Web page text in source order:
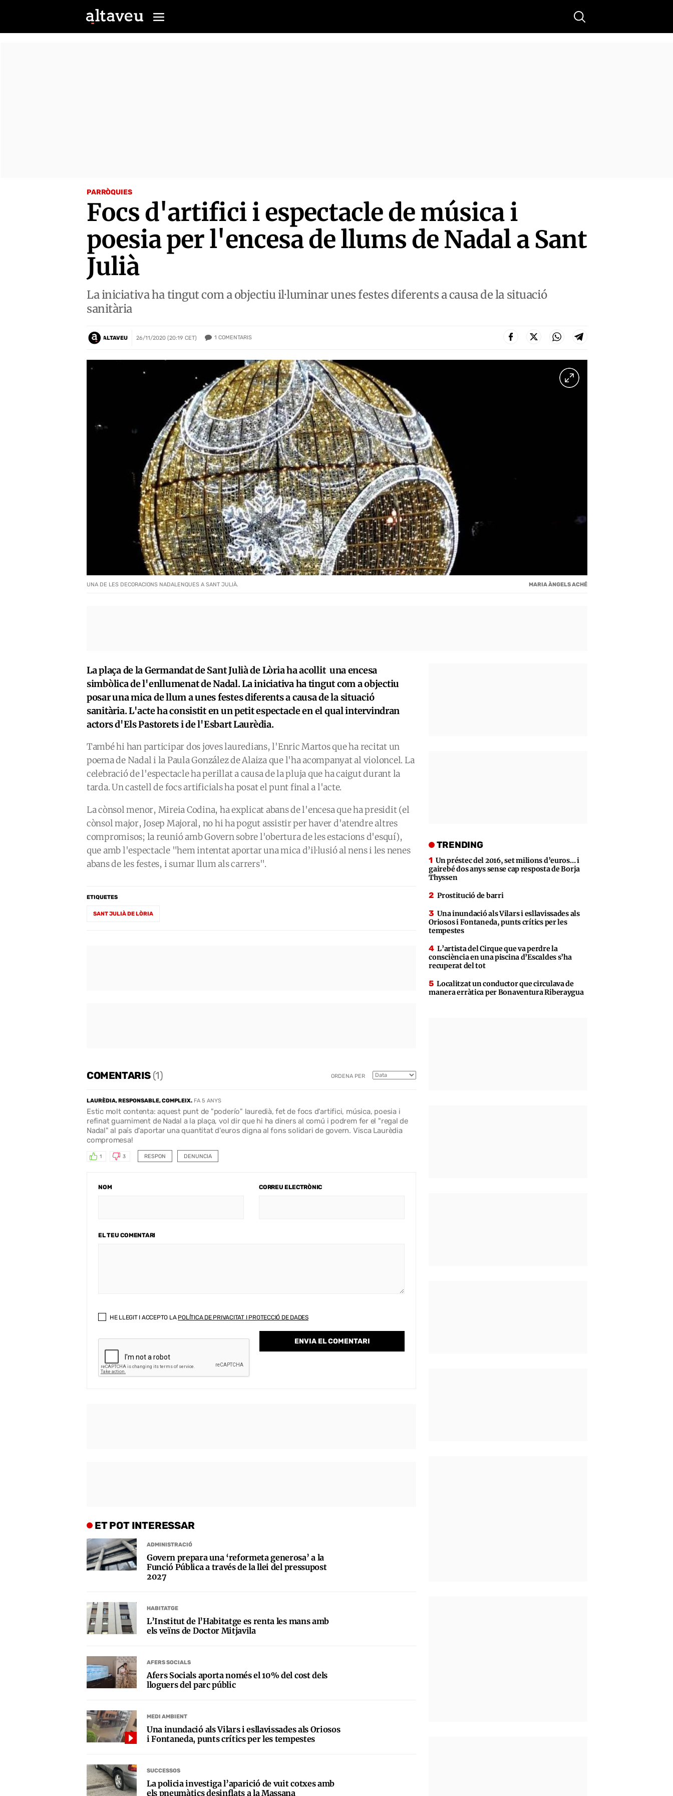
Buscar
PARRÒQUIES
Focs d'artifici i espectacle de música i
poesia per l'encesa de llums de Nadal a Sant
Julià
La iniciativa ha tingut com a objectiu il·luminar unes festes diferents a causa de la situació
sanitària
ALTAVEU 26/11/2020 (20:19 CET) 1 COMENTARIS
UNA DE LES DECORACIONS NADALENQUES A SANT JULIÀ. MARIA ÀNGELS ACHÉ
La plaça de la Germandat de Sant Julià de Lòria ha acollit una encesa
simbòlica de l'enllumenat de Nadal. La iniciativa ha tingut com a objectiu
posar una mica de llum a unes festes diferents a causa de la situació
sanitària. L'acte ha consistit en un petit espectacle en el qual intervindran
actors d'Els Pastorets i de l'Esbart Laurèdia.
També hi han participar dos joves lauredians, l'Enric Martos que ha recitat un
poema de Nadal i la Paula González de Alaiza que l'ha acompanyat al violoncel. La
celebració de l'espectacle ha perillat a causa de la pluja que ha caigut durant la
tarda. Un castell de focs artificials ha posat el punt final a l'acte.
La cònsol menor, Mireia Codina, ha explicat abans de l'encesa que ha presidit (el
cònsol major, Josep Majoral, no hi ha pogut assistir per haver d'atendre altres
compromisos; la reunió amb Govern sobre l'obertura de les estacions d'esquí),
que amb l'espectacle "hem intentat aportar una mica d’il·lusió al nens i les nenes
abans de les festes, i sumar llum als carrers".
ETIQUETES
SANT JULIÀ DE LÒRIA
COMENTARIS (1) ORDENA PER
LAURÈDIA, RESPONSABLE, COMPLEIX. FA 5 ANYS
Estic molt contenta: aquest punt de "poderío" lauredià, fet de focs d'artifici, música, poesia i
refinat guarniment de Nadal a la plaça, vol dir que hi ha diners al comú i podrem fer el "regal de
Nadal" al país d'aportar una quantitat d'euros digna al fons solidari de govern. Visca Laurèdia
compromesa!
RESPON
1 3 DENUNCIA
NOM CORREU ELECTRÒNIC
EL TEU COMENTARI
HE LLEGIT I ACCEPTO LA POLÍTICA DE PRIVACITAT I PROTECCIÓ DE DADES
ET POT INTERESSAR
ADMINISTRACIÓ
Govern prepara una ‘reformeta generosa’ a la
Funció Pública a través de la llei del pressupost
2027
HABITATGE
L’Institut de l’Habitatge es renta les mans amb
els veïns de Doctor Mitjavila
AFERS SOCIALS
Afers Socials aporta només el 10% del cost dels
lloguers del parc públic
MEDI AMBIENT
Una inundació als Vilars i esllavissades als Oriosos
i Fontaneda, punts crítics per les tempestes
SUCCESSOS
La policia investiga l’aparició de vuit cotxes amb
els pneumàtics desinflats a la Massana
TRENDING
Un préstec del 2016, set milions d’euros… i
gairebé dos anys sense cap resposta de Borja
Thyssen
Prostitució de barri
Una inundació als Vilars i esllavissades als
Oriosos i Fontaneda, punts crítics per les
tempestes
L’artista del Cirque que va perdre la
consciència en una piscina d’Escaldes s’ha
recuperat del tot
Localitzat un conductor que circulava de
manera erràtica per Bonaventura Riberaygua